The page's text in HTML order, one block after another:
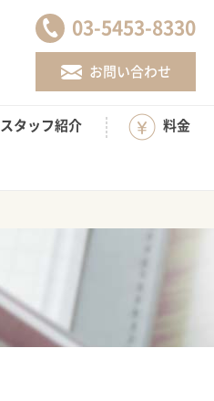
03-5453-8330
お問い合わせ
スタッフ紹介 料金